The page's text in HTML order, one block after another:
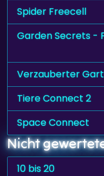
Spider Freecell
Garden Secrets -
Verzauberter
Tiere Connect 2
Space Connect
Nicht
10 bis 20